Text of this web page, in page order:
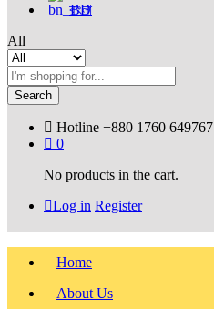
বাংলা
All
Search
Hotline +880 1760 649767
0
No products in the cart.
Log in Register
Home
About Us